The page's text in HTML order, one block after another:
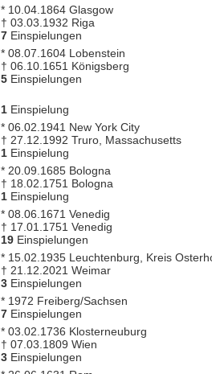
* 10.04.1864 Glasgow
† 03.03.1932 Riga
7Einspielungen
* 08.07.1604 Lobenstein
† 06.10.1651 Königsberg
5Einspielungen
1Einspielung
* 06.02.1941 New York City
† 27.12.1992 Truro, Massachusetts
1Einspielung
* 20.09.1685 Bologna
† 18.02.1751 Bologna
1Einspielung
* 08.06.1671 Venedig
† 17.01.1751 Venedig
19Einspielungen
* 15.02.1935 Leuchtenburg, Kreis
† 21.12.2021 Weimar
3Einspielungen
* 1972 Freiberg/Sachsen
7Einspielungen
* 03.02.1736 Klosterneuburg
† 07.03.1809 Wien
3Einspielungen